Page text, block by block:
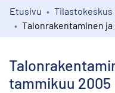
Kokoelmat
Etusivu Tilastokeskus
tammikuu 2005